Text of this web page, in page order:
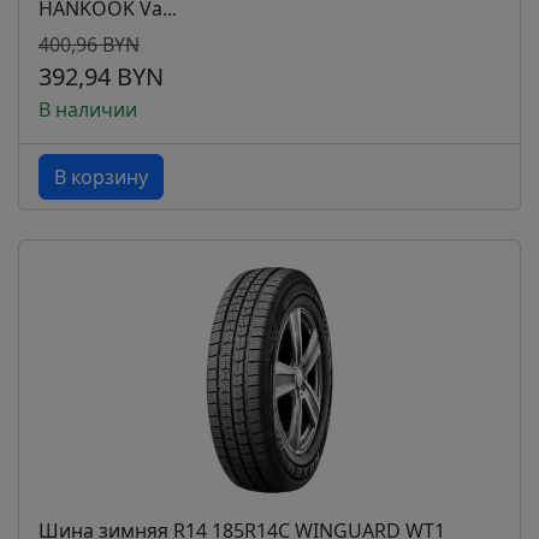
HANKOOK Va...
400,96 BYN
392,94 BYN
В наличии
В корзину
Шина зимняя R14 185R14C WINGUARD WT1